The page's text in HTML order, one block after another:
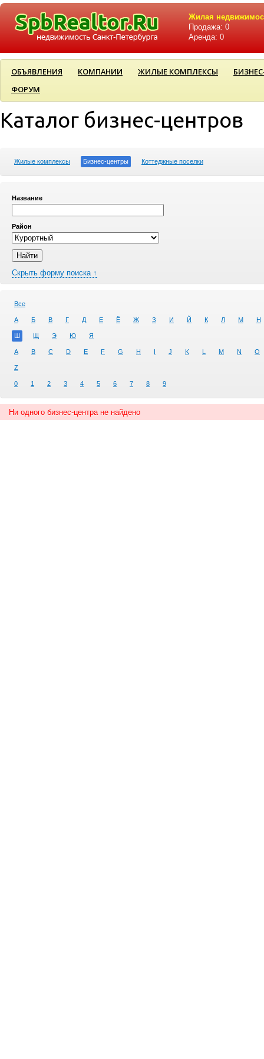
Жилая
Продажа: 0
Аренда: 0
ОБЪЯВЛЕНИЯ КОМПАНИИ ЖИЛЫЕ КОМПЛЕКСЫ
ФОРУМ
Каталог бизнес-центров
Жилые комплексы Бизнес-центры Коттеджные поселки
Название
Район
Скрыть форму поиска ↑
Все
А Б В Г Д Е Ё Ж З И Й К Л М Н
Ш Щ Э Ю Я
A B C D E F G H I J K L M N O
Z
0 1 2 3 4 5 6 7 8 9
Ни одного бизнес-центра не найдено